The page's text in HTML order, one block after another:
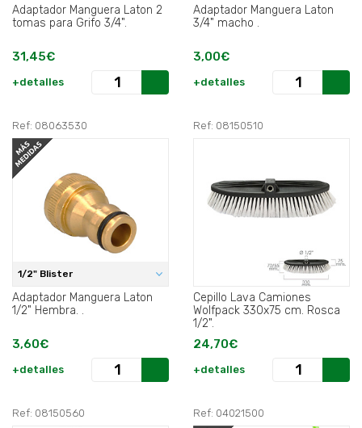
Adaptador Manguera Laton 2
tomas para Grifo 3/4".
31,45€
+detalles
Adaptador Manguera Laton
3/4" macho .
3,00€
+detalles
Ref: 08063530
1/2" Blister
Adaptador Manguera Laton
1/2" Hembra. .
3,60€
+detalles
Ref: 08150510
Cepillo Lava Camiones
Wolfpack 330x75 cm. Rosca
1/2".
24,70€
+detalles
Ref: 08150560 Ref: 04021500